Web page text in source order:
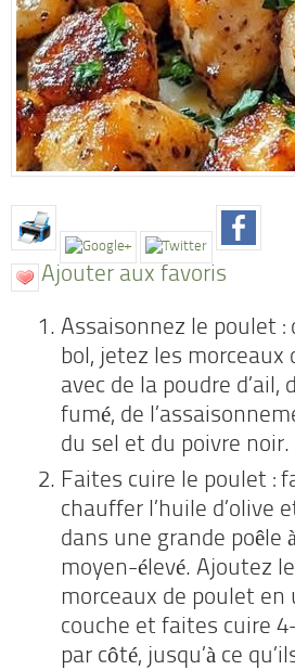
Ajouter aux favoris
Assaisonnez le poulet :
bol, jetez les morceaux
avec de la poudre d’ail,
fumé, de
du sel et du poivre noir.
Faites cuire le poulet :
chauffer l’huile d’olive
dans une grande poêle
moyen-élevé. Ajoutez
morceaux de poulet en
couche et faites cuire
par côté, jusqu’à ce